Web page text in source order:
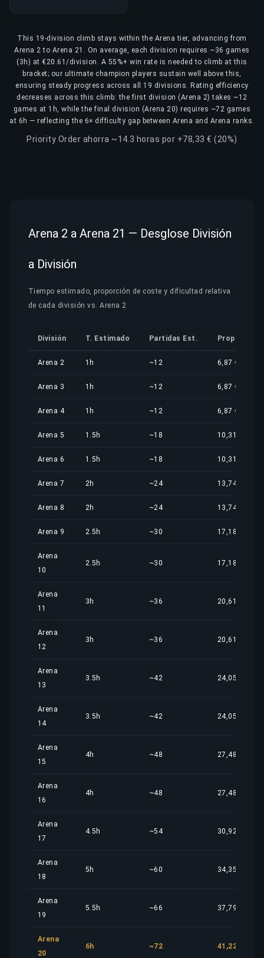
This 19-division climb stays within the Arena tier, advancing from
Arena 2 to Arena 21. On average, each division requires ~36 games
(3h) at €20.61/division. A 55%+ win rate is needed to climb at this
bracket; our ultimate champion players sustain well above this,
ensuring steady progress across all 19 divisions. Rating efficiency
decreases across this climb: the first division (Arena 2) takes ~12
games at 1h, while the final division (Arena 20) requires ~72 games
at 6h — reflecting the 6× difficulty gap between Arena and Arena ranks.
Priority Order ahorra ~14.3 horas por +78,33 € (20%)
Arena 2 a Arena 21 — Desglose División
a División
Tiempo estimado, proporción de coste y dificultad relativa
de cada división vs. Arena 2
División T. Estimado Partidas Est. Proporción
Arena 2 1h ~12 6,87 €
Arena 3 1h ~12 6,87 €
Arena 4 1h ~12 6,87 €
Arena 5 1.5h ~18 10,31 €
Arena 6 1.5h ~18 10,31 €
Arena 7 2h ~24 13,74 €
Arena 8 2h ~24 13,74 €
Arena 9 2.5h ~30 17,18 €
Arena
10
2.5h ~30 17,18 €
Arena
11
3h ~36 20,61 €
Arena
12
3h ~36 20,61 €
Arena
13
3.5h ~42 24,05 €
Arena
14
3.5h ~42 24,05 €
Arena
15
4h ~48 27,48 €
Arena
16
4h ~48 27,48 €
Arena
17
4.5h ~54 30,92 €
Arena
18
5h ~60 34,35 €
Arena
19
5.5h ~66 37,79 €
Arena
20
6h ~72 41,22 €